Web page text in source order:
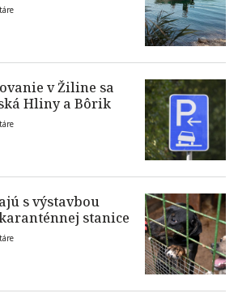
v Žiline sa
Hliny a Bôrik
s výstavbou
stanice